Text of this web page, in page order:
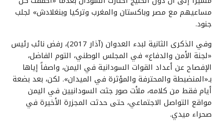
مساعيهم مع مصر وباكستان والمغرب وتركيا وبنغلادش» لجلب
جنود.
وفي الذكرى الثانية لبدء العدوان (آذار 2017)، رفض نائب رئيس
«لجنة الأمن والدفاع» في المجلس الوطني، التوم الفاضل،
الإفصاح عن أعداد القوات السودانية في اليمن، واصفاً إياها
بـ«المنضبطة والمحترفة والمؤثرة في الميدان». لكن، بعد بضعة
أيام فقط من كلامه، ملأت صور جثث السودانيين في اليمن
مواقع التواصل الاجتماعي، حتى حدثت المجزرة الأخيرة في
صحراء ميدي.